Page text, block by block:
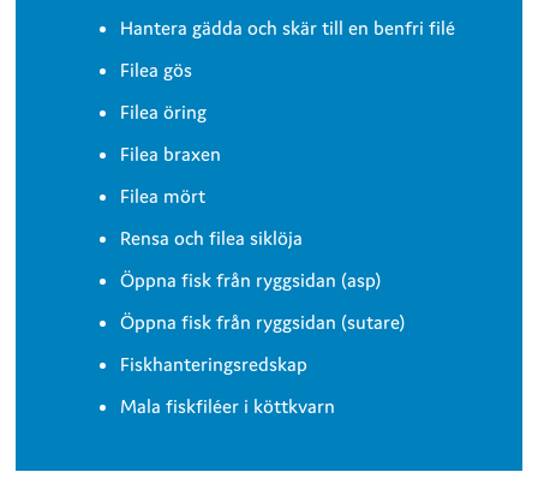
Hantera gädda och skär till en benfri filé
Filea gös
Filea öring
Filea braxen
Filea mört
Rensa och filea siklöja
Öppna fisk från ryggsidan (asp)
Öppna fisk från ryggsidan (sutare)
Fiskhanteringsredskap
Mala fiskfiléer i köttkvarn